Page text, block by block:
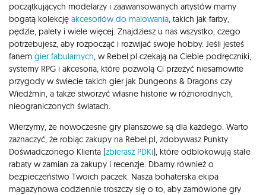
początkujących modelarzy i zaawansowanych artystów mamy
bogatą kolekcję akcesoriów do malowania, takich jak farby,
pędzle, palety i wiele więcej. Znajdziesz u nas wszystko, czego
potrzebujesz, aby rozpocząć i rozwijać swoje hobby. Jeśli jesteś
fanem gier fabularnych, w Rebel.pl czekają na Ciebie podręczniki,
systemy RPG i akcesoria, które pozwolą Ci przeżyć niesamowite
przygody w świecie takich gier jak Dungeons & Dragons czy
Wiedźmin, a także stworzyć własne historie w różnorodnych,
nieograniczonych światach.
Wierzymy, że nowoczesne gry planszowe są dla każdego. Warto
zaznaczyć, że robiąc zakupy na Rebel.pl, zdobywasz Punkty
Doświadczonego Klienta (zbierasz PDKi), które odblokowują stałe
rabaty w zamian za zakupy i recenzje. Dbamy również o
bezpieczeństwo Twoich paczek. Nasza bohaterska ekipa
magazynowa codziennie troszczy się o to, aby zamówione gry